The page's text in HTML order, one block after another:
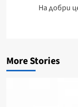
На добри
More Stories